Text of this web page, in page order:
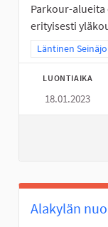
Parkour-
erityisesti
Rajaa tulokset
Läntinen
LUONTIAIKA
18.01.2023
Alakylän